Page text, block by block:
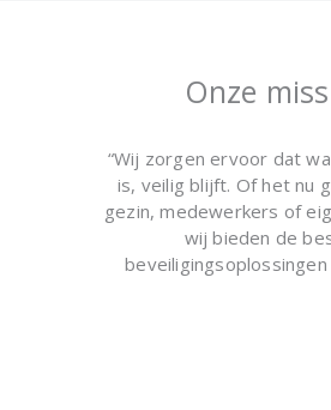
Onze
“Wij zorgen ervoor dat
is, veilig blijft. Of het nu
gezin, medewerkers of
wij bieden de
beveiligingsoplossingen